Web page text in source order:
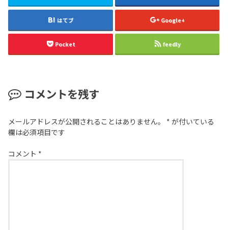
はてブ Google+
Pocket feedly
コメントを残す
メールアドレスが公開されることはありません。 * が付いている
欄は必須項目です
コメント *